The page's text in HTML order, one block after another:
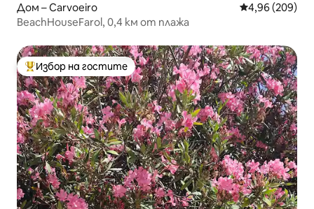
Дом – Carvoeiro Средна
4,96 (209)
BeachHouseFarol, 0,4 км от плажа
Най-популярен избор на гостите
Избор на гостите